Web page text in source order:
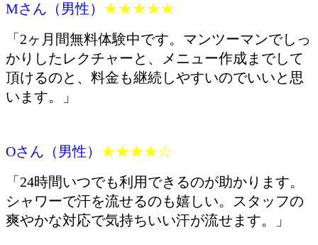
Mさん（男性） ★★★★★
「2ヶ月間無料体験中です。マンツーマンでしっ
かりしたレクチャーと、メニュー作成までして
頂けるのと、料金も継続しやすいのでいいと思
います。」
Oさん（男性） ★★★★☆
「24時間いつでも利用できるのが助かります。
シャワーで汗を流せるのも嬉しい。スタッフの
爽やかな対応で気持ちいい汗が流せます。」